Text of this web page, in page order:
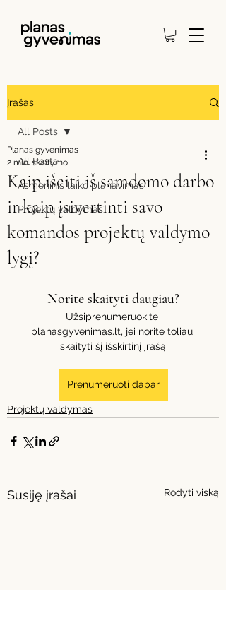
Įrašas
All Posts
Asmeninis laiko planavimas
Projektų valdymas
All Posts
Kaip išeiti iš samdomo darbo
ir kaip įsivertinti savo
komandos projektų valdymo
lygį?
Planas gyvenimas
2 min. skaitymo
Norite skaityti daugiau?
Užsiprenumeruokite
planasgyvenimas.lt, jei norite toliau
skaityti šį išskirtinį įrašą
Prenumeruoti dabar
Projektų valdymas
Susiję įrašai Rodyti viską